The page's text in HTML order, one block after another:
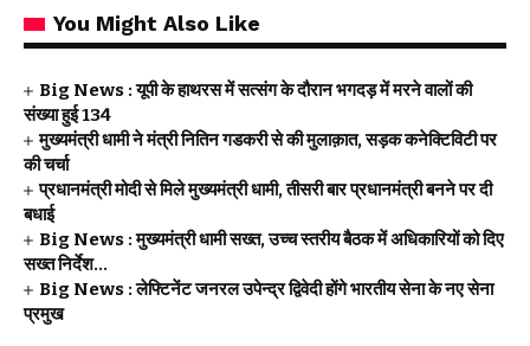
You Might Also Like
Big News : यूपी के हाथरस में सत्संग के दौरान भगदड़ में मरने वालों की
संख्या हुई 134
मुख्यमंत्री धामी ने मंत्री नितिन गडकरी से की मुलाक़ात, सड़क कनेक्टिविटी पर
की चर्चा
प्रधानमंत्री मोदी से मिले मुख्यमंत्री धामी, तीसरी बार प्रधानमंत्री बनने पर दी
बधाई
Big News : मुख्यमंत्री धामी सख्त, उच्च स्तरीय बैठक में अधिकारियों को दिए
सख्त निर्देश…
Big News : लेफ्टिनेंट जनरल उपेन्द्र द्विवेदी होंगे भारतीय सेना के नए सेना
प्रमुख